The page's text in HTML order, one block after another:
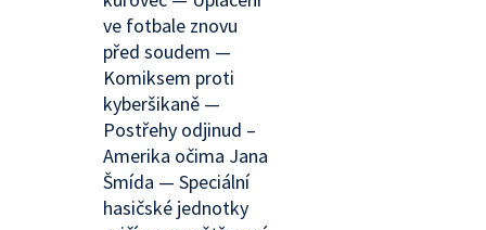
ve fotbale znovu
před soudem —
Komiksem proti
kyberšikaně —
Postřehy odjinud –
Amerika očima Jana
Šmída — Speciální
hasičské jednotky